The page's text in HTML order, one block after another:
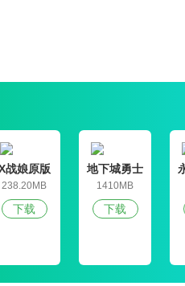
娱乐。
手机版app的玩法十分新颖、刺激
战娘原版
238.20MB
下载
地下城勇士
官网版
1410MB
下载